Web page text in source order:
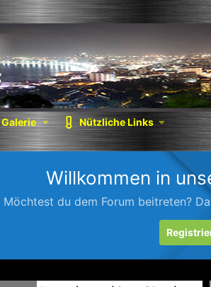
Galerie Nützliche Links
Willkommen in
Möchtest du dem Forum beitreten?